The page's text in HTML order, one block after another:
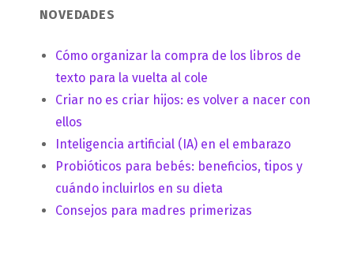
NOVEDADES
Cómo organizar la compra de los libros de
texto para la vuelta al cole
Criar no es criar hijos: es volver a nacer con
ellos
Inteligencia artificial (IA) en el embarazo
Probióticos para bebés: beneficios, tipos y
cuándo incluirlos en su dieta
Consejos para madres primerizas